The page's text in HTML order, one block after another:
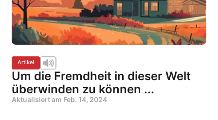
Artikel
Um die Fremdheit in dieser Welt
überwinden zu können ...
Aktualisiert am Feb. 14, 2024